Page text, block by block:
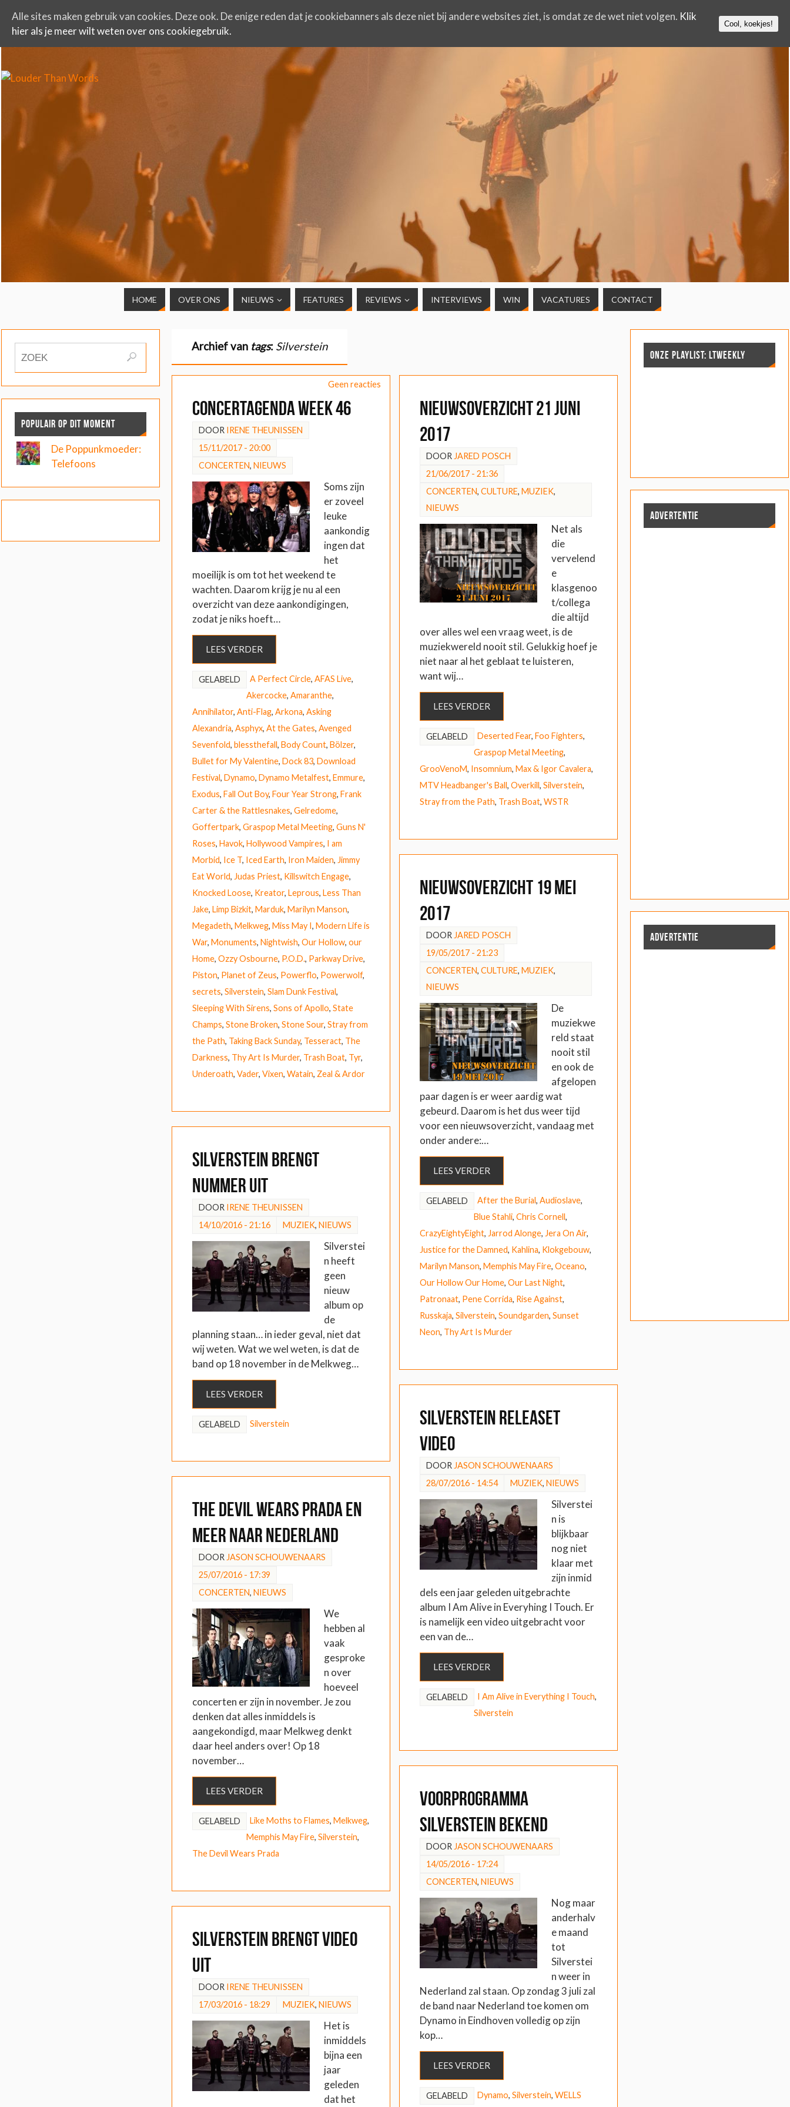
HOME OVER ONS NIEUWS FEATURES REVIEWS INTERVIEWS WIN VACATURES CONTACT
Archief van tags: Silverstein
Geen reacties
Concertagenda week 46
DOOR IRENE THEUNISSEN
15/11/2017 - 20:00
CONCERTEN, NIEUWS
Soms zijn
er zoveel
leuke
aankondig
ingen dat
het
moeilijk is om tot het weekend te
wachten. Daarom krijg je nu al een
overzicht van deze aankondigingen,
zodat je niks hoeft…
LEES VERDER
GELABELD A Perfect Circle, AFAS Live,
Akercocke, Amaranthe,
Annihilator, Anti-Flag, Arkona, Asking
Alexandria, Asphyx, At the Gates, Avenged
Sevenfold, blessthefall, Body Count, Bölzer,
Bullet for My Valentine, Dock 83, Download
Festival, Dynamo, Dynamo Metalfest, Emmure,
Exodus, Fall Out Boy, Four Year Strong, Frank
Carter & the Rattlesnakes, Gelredome,
Goffertpark, Graspop Metal Meeting, Guns N'
Roses, Havok, Hollywood Vampires, I am
Morbid, Ice T, Iced Earth, Iron Maiden, Jimmy
Eat World, Judas Priest, Killswitch Engage,
Knocked Loose, Kreator, Leprous, Less Than
Jake, Limp Bizkit, Marduk, Marilyn Manson,
Megadeth, Melkweg, Miss May I, Modern Life is
War, Monuments, Nightwish, Our Hollow, our
Home, Ozzy Osbourne, P.O.D., Parkway Drive,
Piston, Planet of Zeus, Powerflo, Powerwolf,
secrets, Silverstein, Slam Dunk Festival,
Sleeping With Sirens, Sons of Apollo, State
Champs, Stone Broken, Stone Sour, Stray from
the Path, Taking Back Sunday, Tesseract, The
Darkness, Thy Art Is Murder, Trash Boat, Tyr,
Underoath, Vader, Vixen, Watain, Zeal & Ardor
Nieuwsoverzicht 21 juni
2017
DOOR JARED POSCH
21/06/2017 - 21:36
CONCERTEN, CULTURE, MUZIEK,
NIEUWS
Net als
die
vervelend
e
klasgenoo
t/collega
die altijd
over alles wel een vraag weet, is de
muziekwereld nooit stil. Gelukkig hoef je
niet naar al het geblaat te luisteren,
want wij…
LEES VERDER
GELABELD Deserted Fear, Foo Fighters,
Graspop Metal Meeting,
GrooVenoM, Insomnium, Max & Igor Cavalera,
MTV Headbanger's Ball, Overkill, Silverstein,
Stray from the Path, Trash Boat, WSTR
Nieuwsoverzicht 19 mei
2017
DOOR JARED POSCH
19/05/2017 - 21:23
CONCERTEN, CULTURE, MUZIEK,
NIEUWS
De
muziekwe
reld staat
nooit stil
en ook de
afgelopen
paar dagen is er weer aardig wat
gebeurd. Daarom is het dus weer tijd
voor een nieuwsoverzicht, vandaag met
onder andere:…
LEES VERDER
GELABELD After the Burial, Audioslave,
Blue Stahli, Chris Cornell,
CrazyEightyEight, Jarrod Alonge, Jera On Air,
Justice for the Damned, Kahlina, Klokgebouw,
Marilyn Manson, Memphis May Fire, Oceano,
Our Hollow Our Home, Our Last Night,
Patronaat, Pene Corrida, Rise Against,
Russkaja, Silverstein, Soundgarden, Sunset
Neon, Thy Art Is Murder
Silverstein brengt
nummer uit
DOOR IRENE THEUNISSEN
14/10/2016 - 21:16
MUZIEK, NIEUWS
Silverstei
n heeft
geen
nieuw
album op
de
planning staan… in ieder geval, niet dat
wij weten. Wat we wel weten, is dat de
band op 18 november in de Melkweg…
LEES VERDER
GELABELD Silverstein
Silverstein releaset
video
DOOR JASON SCHOUWENAARS
28/07/2016 - 14:54
MUZIEK, NIEUWS
Silverstei
n is
blijkbaar
nog niet
klaar met
zijn inmid
dels een jaar geleden uitgebrachte
album I Am Alive in Everyhing I Touch. Er
is namelijk een video uitgebracht voor
een van de…
LEES VERDER
GELABELD I Am Alive in Everything I Touch,
Silverstein
The Devil Wears Prada en
meer naar Nederland
DOOR JASON SCHOUWENAARS
25/07/2016 - 17:39
CONCERTEN, NIEUWS
We
hebben al
vaak
gesproke
n over
hoeveel
concerten er zijn in november. Je zou
denken dat alles inmiddels is
aangekondigd, maar Melkweg denkt
daar heel anders over! Op 18
november…
LEES VERDER
GELABELD Like Moths to Flames, Melkweg,
Memphis May Fire, Silverstein,
The Devil Wears Prada
Voorprogramma
Silverstein bekend
DOOR JASON SCHOUWENAARS
14/05/2016 - 17:24
CONCERTEN, NIEUWS
Nog maar
anderhalv
e maand
tot
Silverstei
n weer in
Nederland zal staan. Op zondag 3 juli zal
de band naar Nederland toe komen om
Dynamo in Eindhoven volledig op zijn
kop…
LEES VERDER
GELABELD Dynamo, Silverstein, WELLS
Silverstein brengt video
uit
DOOR IRENE THEUNISSEN
17/03/2016 - 18:29
MUZIEK, NIEUWS
Het is
inmiddels
bijna een
jaar
geleden
dat het
POPULAIR OP DIT MOMENT
De Poppunkmoeder:
Telefoons
ONZE PLAYLIST: LTWEEKLY
ADVERTENTIE
ADVERTENTIE
Alle sites maken gebruik van cookies. Deze ook. De enige reden dat je cookiebanners als deze niet bij andere websites ziet, is omdat ze de wet niet volgen. Klik
hier als je meer wilt weten over ons cookiegebruik.
Cool, koekjes!